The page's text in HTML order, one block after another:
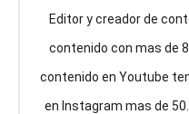
Editor y creador de
contenido con mas de
contenido en Youtube
en Instagram mas de